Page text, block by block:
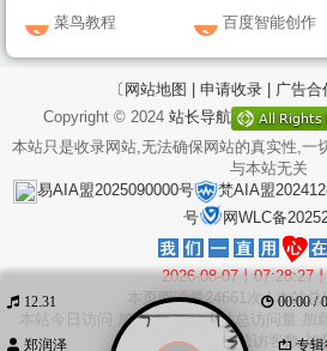
菜鸟教程 百度智能创作
〔网站地图 | 申请收录 | 广告合
Copyright © 2024 站长导航
本站只是收录网站,无法确保网站的真实性,一
与本站无关
易AIA盟2025090000号
梵AIA盟
号
网WLC备
2026-08-07丨07:28:27
本页阅读量24661 次 | 本站总
本站今日访问
加载中...次 本站总访问量 加
中...次 本站总访客数加
12.31 00:00 /
郑润泽 专辑